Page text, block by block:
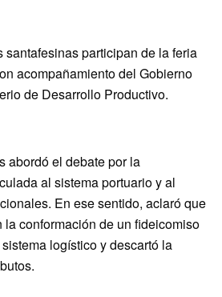
santafesinas participan de la feria
acompañamiento del Gobierno
de Desarrollo Productivo.
abordó el debate por la
al sistema portuario y al
En ese sentido, aclaró que
conformación de un fideicomiso
logístico y descartó la